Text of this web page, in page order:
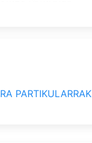
PARTIKULARRAK